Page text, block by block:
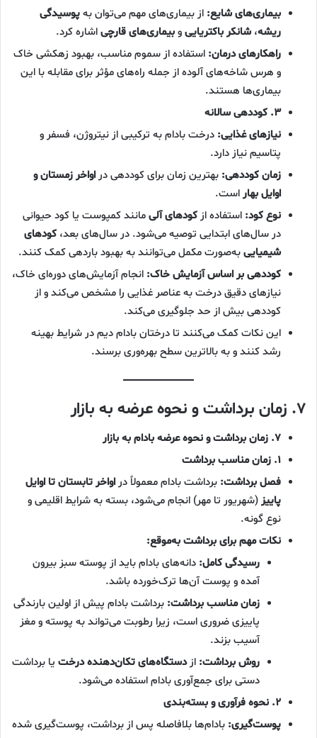
بیماری‌های شایع: از بیماری‌های مهم می‌توان بهپوسیدگی
ریشه، شانکر باکتریاییوبیماری‌های قارچیاشاره کرد.
راهکارهای درمان: استفاده از سموم مناسب، بهبود زهکشی خاک
و هرس شاخه‌های آلوده از جمله راه‌های مؤثر برای مقابله با این
بیماری‌ها هستند.
۳. کوددهی سالانه
نیازهای غذایی: درخت بادام به ترکیبی از نیتروژن، فسفر و
پتاسیم نیاز دارد.
زمان کوددهی: بهترین زمان برای کوددهی دراواخر زمستان و
اوایل بهاراست.
نوع کود: استفاده ازکودهای آلیمانند کمپوست یا کود حیوانی
در سال‌های ابتدایی توصیه می‌شود. در سال‌های بعد، کودهای
شیمیاییبه‌صورت مکمل می‌توانند به بهبود باردهی کمک کنند.
کوددهی بر اساس آزمایش خاک: انجام آزمایش‌های دوره‌ای خاک،
نیازهای دقیق درخت به عناصر غذایی را مشخص می‌کند و از
کوددهی بیش از حد جلوگیری می‌کند.
این نکات کمک می‌کنند تا درختان بادام دیم در شرایط بهینه
رشد کنند و به بالاترین سطح بهره‌وری برسند.
۷. زمان برداشت و نحوه عرضه به بازار
۷. زمان برداشت و نحوه عرضه بادام به بازار
۱. زمان مناسب برداشت
فصل برداشت: برداشت بادام معمولاً دراواخر تابستان تا اوایل
پاییز(شهریور تا مهر) انجام می‌شود، بسته به شرایط اقلیمی و
نوع گونه.
نکات مهم برای برداشت به‌موقع:
رسیدگی کامل: دانه‌های بادام باید از پوسته سبز بیرون
آمده و پوست آن‌ها ترک‌خورده باشد.
زمان مناسب برداشت: برداشت بادام پیش از اولین بارندگی
پاییزی ضروری است، زیرا رطوبت می‌تواند به پوسته و مغز
آسیب بزند.
روش برداشت: ازدستگاه‌های تکان‌دهنده درخت یا برداشت
دستی برای جمع‌آوری بادام استفاده می‌شود.
۲. نحوه فرآوری و بسته‌بندی
پوست‌گیری: بادام‌ها بلافاصله پس از برداشت، پوست‌گیری شده